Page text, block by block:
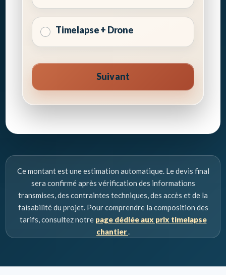
Timelapse + Drone
Suivant
Ce montant est une estimation automatique. Le devis final
sera confirmé après vérification des informations
transmises, des contraintes techniques, des accès et de la
faisabilité du projet. Pour comprendre la composition des
tarifs, consultez notre page dédiée aux prix timelapse
chantier.